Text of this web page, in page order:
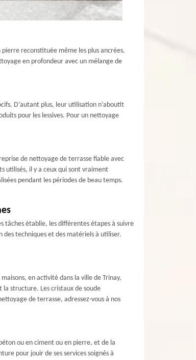
reconstituée même les plus ancrées.
en profondeur avec un mélange de
D’autant plus, leur utilisation n’aboutit
pour les lessives. Pour un nettoyage
de nettoyage de terrasse fiable avec
utilisés, il y a ceux qui sont vraiment
pendant les périodes de beau temps.
tâches établie, les différentes étapes à suivre
techniques et des matériels à utiliser.
en activité dans la ville de Trinay,
la structure. Les cristaux de soude
de terrasse, adressez-vous à nos
ou en ciment ou en pierre, et de la
pour jouir de ses services soignés à